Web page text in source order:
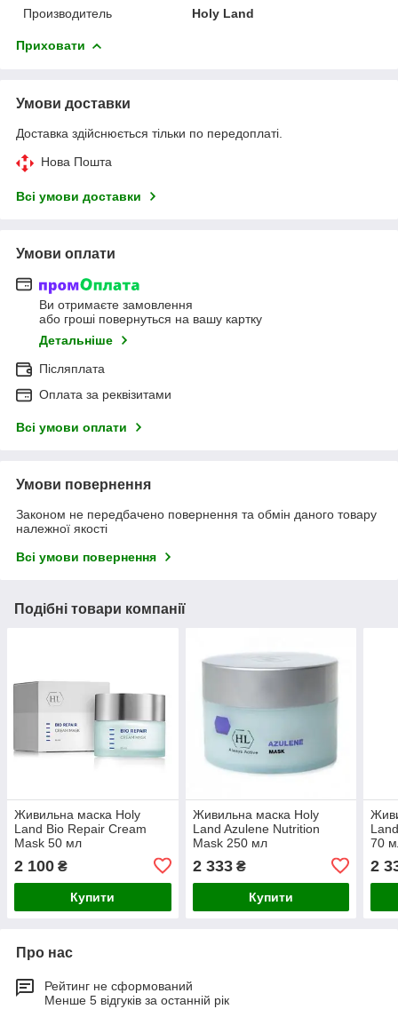
Производитель Holy Land
Приховати
Умови доставки
Доставка здійснюється тільки по передоплаті.
Нова Пошта
Всі умови доставки
Умови оплати
Ви отримаєте замовлення
або гроші повернуться на вашу картку
Детальніше
Післяплата
Оплата за реквізитами
Всі умови оплати
Умови повернення
Законом не передбачено повернення та обмін даного товару
належної якості
Всі умови повернення
Подібні товари компанії
Живильна маска Holy
Land Bio Repair Cream
Mask 50 мл
2 100 ₴
Купити
Живильна маска Holy
Land Azulene Nutrition
Mask 250 мл
2 333₴
Купити
70
2
Про нас
Рейтинг не сформований
Менше 5 відгуків за останній рік